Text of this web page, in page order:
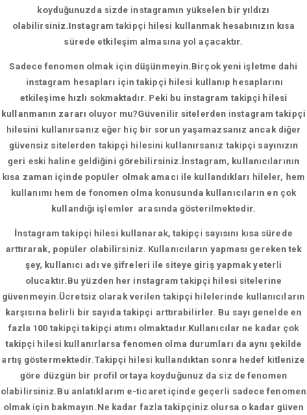
koyduğunuzda sizde instagramın yükselen bir yıldızı
olabilirsiniz.Instagram takipçi hilesi kullanmak hesabınızın kısa
sürede etkileşim almasına yol açacaktır.
Sadece fenomen olmak için düşünmeyin.Birçok yeni işletme dahi
instagram hesapları için takipçi hilesi kullanıp hesaplarını
etkileşime hızlı sokmaktadır. Peki bu instagram takipçi hilesi
kullanmanın zararı oluyor mu?Güvenilir sitelerden instagram takipçi
hilesini kullanırsanız eğer hiç bir sorun yaşamazsanız ancak diğer
güvensiz sitelerden takipçi hilesini kullanırsanız takipçi sayınızın
geri eski haline geldiğini görebilirsiniz.İnstagram, kullanıcılarının
kısa zaman içinde popüler olmak amacı ile kullandıkları hileler, hem
kullanımı hem de fonomen olma konusunda kullanıcıların en çok
kullandığı işlemler arasında gösterilmektedir.
İnstagram takipçi hilesi kullanarak, takipçi sayısını kısa sürede
arttırarak, popüler olabilirsiniz. Kullanıcıların yapması gereken tek
şey, kullanıcı adı ve şifreleri ile siteye giriş yapmak yeterli
olucaktır.Bu yüzden her instagram takipçi hilesi sitelerine
güvenmeyin.Ücretsiz olarak verilen takipçi hilelerinde kullanıcıların
karşısına belirli bir sayıda takipçi arttırabilirler. Bu sayı genelde en
fazla 100 takipçi takipçi atımı olmaktadır.Kullanıcılar ne kadar çok
takipçi hilesi kullanırlarsa fenomen olma durumları da aynı şekilde
artış göstermektedir.Takipçi hilesi kullandıktan sonra hedef kitlenize
göre düzgün bir profil ortaya koyduğunuz da siz de fenomen
olabilirsiniz.Bu anlatıklarım e-ticaret içinde geçerli sadece fenomen
olmak için bakmayın.Ne kadar fazla takipçiniz olursa o kadar güven